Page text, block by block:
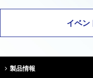
イベン
製品情報